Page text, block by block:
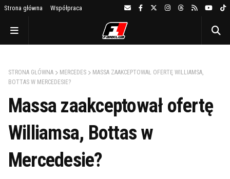
Strona główna Współpraca
STRONA GŁÓWNA MERCEDES
MASSA ZAAKCEPTOWAŁ OFERTĘ WILLIAMSA,
BOTTAS W MERCEDESIE?
Massa zaakceptował ofertę
Williamsa, Bottas w
Mercedesie?